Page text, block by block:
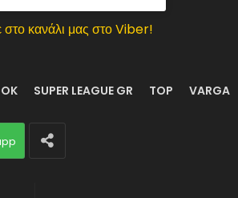
στο κανάλι μας στο Viber!
SUPER LEAGUE GR TOP VARGA